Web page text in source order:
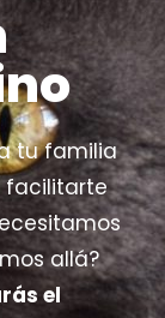
tu familia
facilitarte
allá?
el